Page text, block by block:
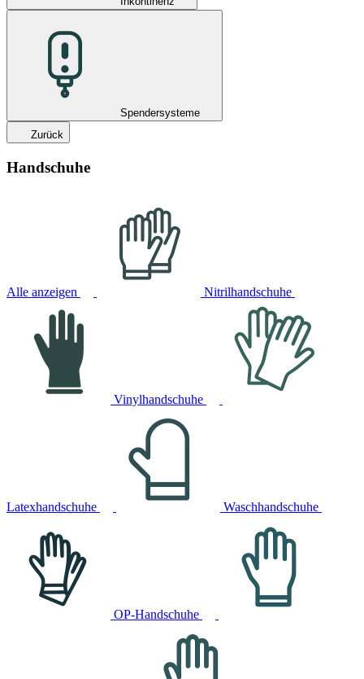
Spendersysteme
Zurück
Handschuhe
Alle anzeigen Nitrilhandschuhe
Vinylhandschuhe
Latexhandschuhe Waschhandschuhe
OP-Handschuhe